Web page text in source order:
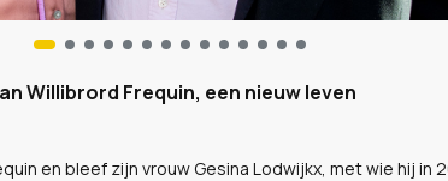
Willibrord Frequin, een nieuw leven
en bleef zijn vrouw Gesina Lodwijkx, met wie hij in